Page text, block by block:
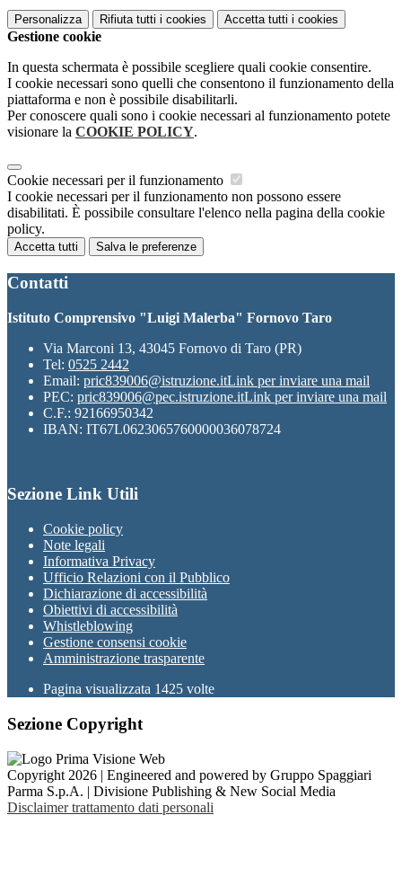
Personalizza Rifiuta tutti i cookies Accetta tutti i cookies
Gestione cookie
In questa schermata è possibile scegliere quali cookie consentire.
I cookie necessari sono quelli che consentono il funzionamento della
piattaforma e non è possibile disabilitarli.
Per conoscere quali sono i cookie necessari al funzionamento potete
visionare la COOKIE POLICY.
Cookie necessari per il funzionamento
I cookie necessari per il funzionamento non possono essere
disabilitati. È possibile consultare l'elenco nella pagina della cookie
policy.
Accetta tutti Salva le preferenze
Contatti
Istituto Comprensivo "Luigi Malerba" Fornovo Taro
Via Marconi 13, 43045 Fornovo di Taro (PR)
Tel: 0525 2442
Email: pric839006@istruzione.itLink per inviare una mail
PEC: pric839006@pec.istruzione.itLink per inviare una mail
C.F.: 92166950342
IBAN: IT67L0623065760000036078724
Sezione Link Utili
Cookie policy
Note legali
Informativa Privacy
Ufficio Relazioni con il Pubblico
Dichiarazione di accessibilità
Obiettivi di accessibilità
Whistleblowing
Gestione consensi cookie
Amministrazione trasparente
Pagina visualizzata 1425 volte
Sezione Copyright
Copyright 2026 | Engineered and powered by Gruppo Spaggiari
Parma S.p.A. | Divisione Publishing & New Social Media
Disclaimer trattamento dati personali